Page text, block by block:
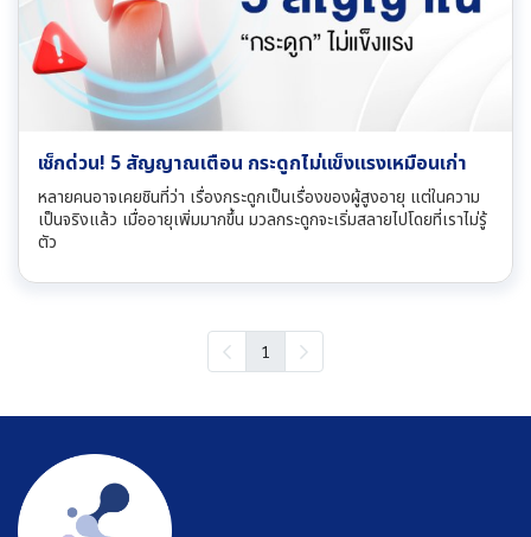
เช็กด่วน! 5 สัญญาณเตือน กระดูกไม่แข็งแรงเหมือนเก่า
หลายคนอาจเคยชินที่ว่า เรื่องกระดูกเป็นเรื่องของผู้สูงอายุ แต่ในความ
เป็นจริงแล้ว เมื่ออายุเพิ่มมากขึ้น มวลกระดูกจะเริ่มสลายไปโดยที่เราไม่รู้
ตัว
1